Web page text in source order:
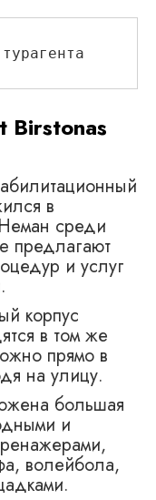
Birstonas
в
среди
предлагают
и услуг
корпус
в том же
прямо в
на улицу.
большая
и
волейбола,